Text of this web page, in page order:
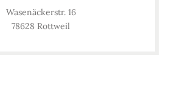
Wasenäckerstr. 16
78628 Rottweil